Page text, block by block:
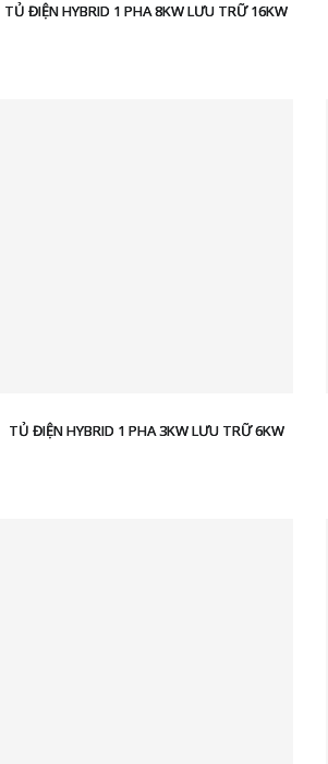
TỦ ĐIỆN HYBRID 1 PHA 8KW LƯU TRỮ 16KW
TỦ ĐIỆN HYBRID 1 PHA 3KW LƯU TRỮ 6KW